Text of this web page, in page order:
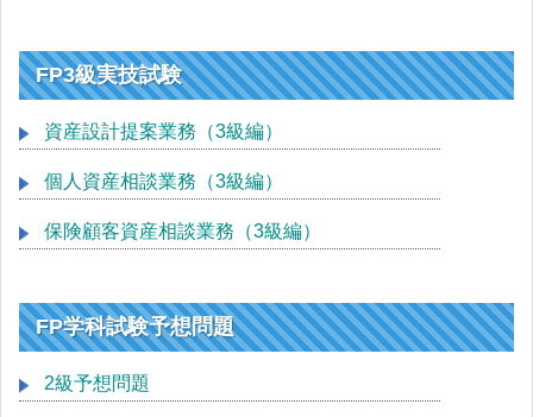
FP3級実技試験
資産設計提案業務（3級編）
個人資産相談業務（3級編）
保険顧客資産相談業務（3級編）
FP学科試験予想問題
2級予想問題